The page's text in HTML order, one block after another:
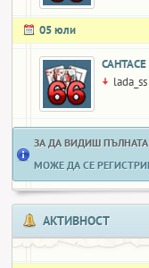
05 юли
САНТАСЕ
lada_ss
ЗА ДА ВИДИШ ПЪЛНАТА
МОЖЕ ДА СЕ
АКТИВНОСТ